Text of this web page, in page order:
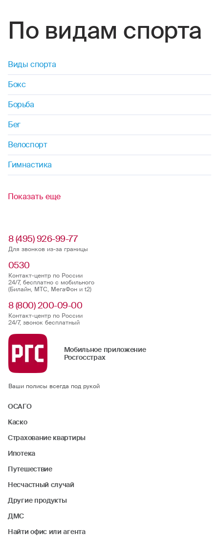
По видам спорта
Виды спорта
Бокс
Борьба
Бег
Велоспорт
Гимнастика
Показать еще
8 (495) 926-99-77
Для звонков из-за границы
0530
Контакт-центр по России
24/7, бесплатно с мобильного
(Билайн, МТС, МегаФон и t2)
8 (800) 200-09-00
Контакт-центр по России
24/7, звонок бесплатный
Мобильное приложение
Росгосстрах
Ваши полисы всегда под рукой
ОСАГО
Каско
Страхование квартиры
Ипотека
Путешествие
Несчастный случай
Другие продукты
ДМС
Найти офис или агента